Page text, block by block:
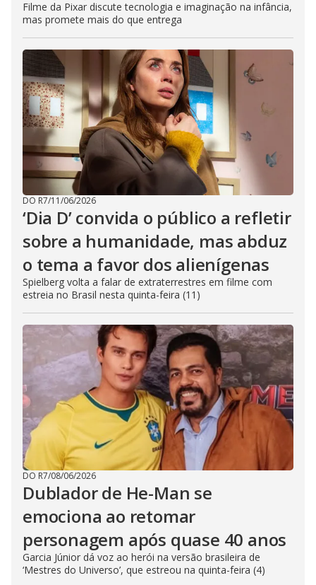
Filme da Pixar discute tecnologia e imaginação na infância,
mas promete mais do que entrega
DO R7/11/06/2026
‘Dia D’ convida o público a refletir
sobre a humanidade, mas abduz
o tema a favor dos alienígenas
Spielberg volta a falar de extraterrestres em filme com
estreia no Brasil nesta quinta-feira (11)
DO R7/08/06/2026
Dublador de He-Man se
emociona ao retomar
personagem após quase 40 anos
Garcia Júnior dá voz ao herói na versão brasileira de
‘Mestres do Universo’, que estreou na quinta-feira (4)